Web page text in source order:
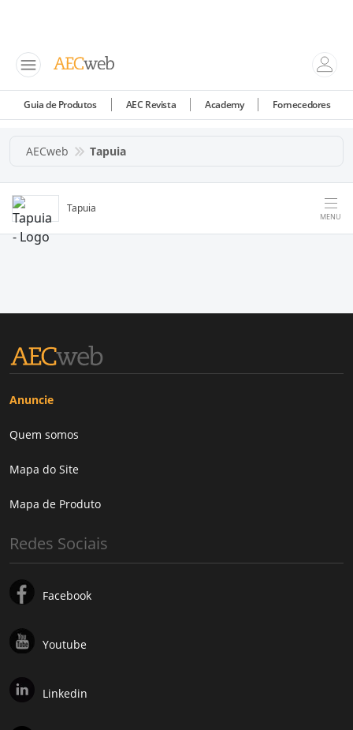
Guia de Produtos AEC Revista Academy Fornecedores
AECweb Tapuia
Tapuia
MENU
Anuncie
Quem somos
Mapa do Site
Mapa de Produto
Redes Sociais
Facebook
Youtube
Linkedin